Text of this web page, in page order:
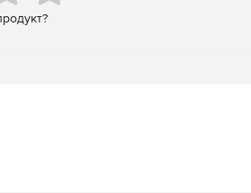
учет всех действий.